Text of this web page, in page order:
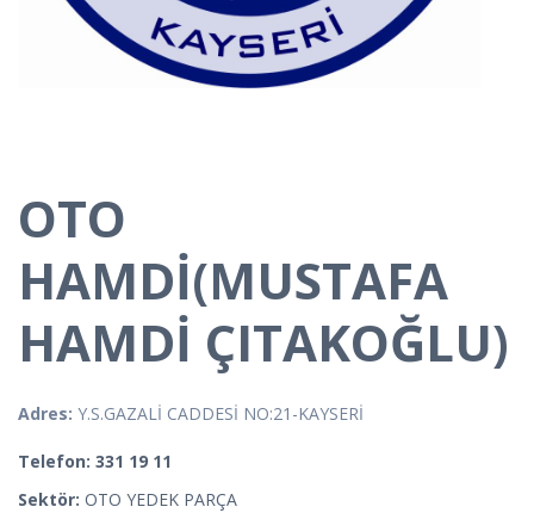
OTO
HAMDİ(MUSTAFA
HAMDİ ÇITAKOĞLU)
Adres: Y.S.GAZALİ CADDESİ NO:21-KAYSERİ
Telefon: 331 19 11
Sektör: OTO YEDEK PARÇA